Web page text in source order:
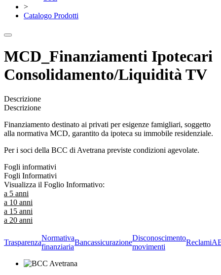
>
Catalogo Prodotti
MCD_Finanziamenti Ipotecari
Consolidamento/Liquidità TV
Descrizione
Descrizione
Finanziamento destinato ai privati per esigenze famigliari, soggetto
alla normativa MCD, garantito da ipoteca su immobile residenziale.
Per i soci della BCC di Avetrana previste condizioni agevolate.
Fogli informativi
Fogli Informativi
Visualizza il Foglio Informativo:
a 5 anni
a 10 anni
a 15 anni
a 20 anni
Trasparenza
Normativa
finanziaria
Bancassicurazione
Disconoscimento
movimenti
Reclami